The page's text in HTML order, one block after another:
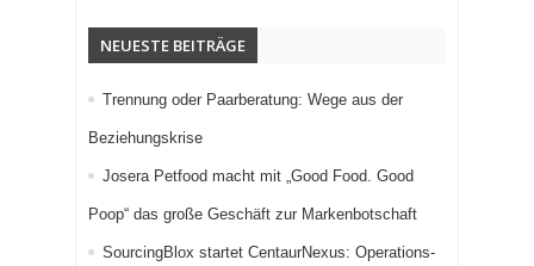
NEUESTE BEITRÄGE
Trennung oder Paarberatung: Wege aus der
Beziehungskrise
Josera Petfood macht mit „Good Food. Good
Poop“ das große Geschäft zur Markenbotschaft
SourcingBlox startet CentaurNexus: Operations-